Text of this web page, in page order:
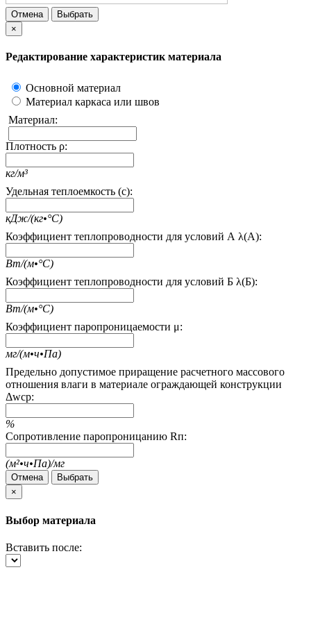
Отмена
Выбрать
×
Редактирование характеристик материала
Основной материал
Материал каркаса или швов
Материал:
Плотность ρ:
кг/м³
Удельная теплоемкость (c):
кДж/(кг•°С)
Коэффициент теплопроводности для условий А λ(А):
Вт/(м•°С)
Коэффициент теплопроводности для условий Б λ(Б):
Вт/(м•°С)
Коэффициент паропроницаемости μ:
мг/(м•ч•Па)
Предельно допустимое приращение расчетного массового
отношения влаги в материале ограждающей конструкции
Δwcp:
%
Сопротивление паропроницанию Rп:
(м²•ч•Па)/мг
Отмена
Выбрать
×
Выбор материала
Вставить после: